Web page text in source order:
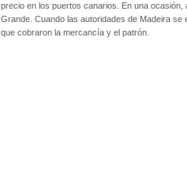
precio en los puertos canarios. En una
Grande. Cuando las autoridades de Madeira
que cobraron la mercancía y el patrón.